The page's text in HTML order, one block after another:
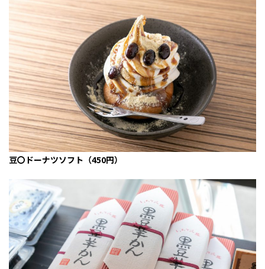
豆〇ドーナツソフト（450円）